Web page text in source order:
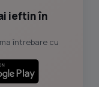
ieftin în
întrebare cu